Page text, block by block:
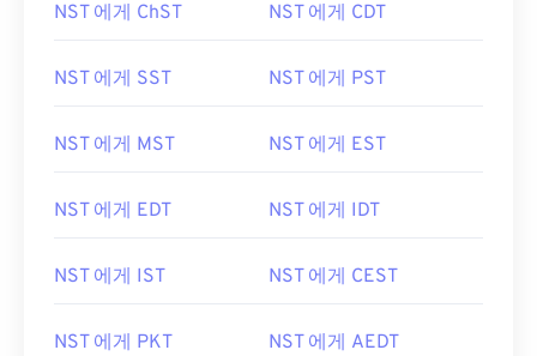
NST 에게 ChST NST 에게 CDT
NST 에게 SST NST 에게 PST
NST 에게 MST NST 에게 EST
NST 에게 EDT NST 에게 IDT
NST 에게 IST NST 에게 CEST
NST 에게 PKT NST 에게 AEDT